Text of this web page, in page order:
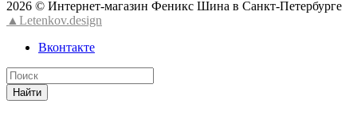
2026 © Интернет-магазин Феникс Шина в Санкт-Петербурге
▲Letenkov.design
Вконтакте
Найти